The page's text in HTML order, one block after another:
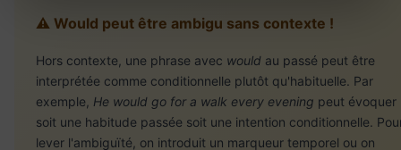
⚠️ Would peut être ambigu sans contexte !
Hors contexte, une phrase avec would au passé peut être
interprétée comme conditionnelle plutôt qu'habituelle. Par
exemple, He would go for a walk every evening peut évoquer
soit une habitude passée soit une intention conditionnelle.
lever l'ambiguïté, on introduit un marqueur temporel ou on